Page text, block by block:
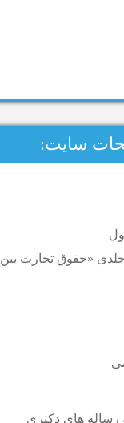
سایت:
«حقوق تجارت بین
و رساله های دکتری